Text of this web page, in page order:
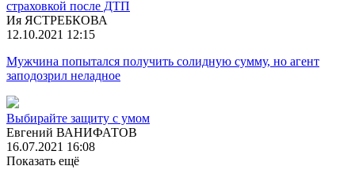
страховкой после ДТП
Ия ЯСТРЕБКОВА
12.10.2021 12:15
Мужчина попытался получить солидную сумму, но агент
заподозрил неладное
Выбирайте защиту с умом
Евгений ВАНИФАТОВ
16.07.2021 16:08
Показать ещё